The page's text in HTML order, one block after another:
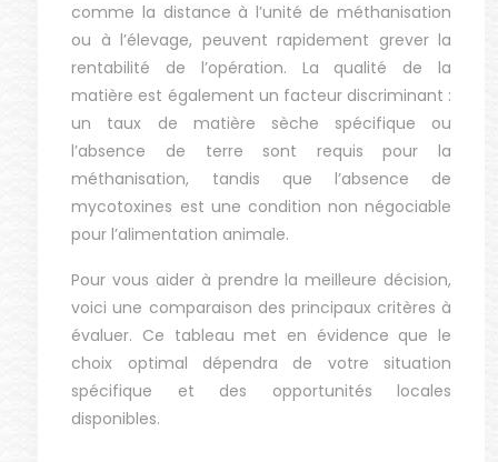
comme la distance à l’unité de méthanisation
ou à l’élevage, peuvent rapidement grever la
rentabilité de l’opération. La qualité de la
matière est également un facteur discriminant :
un taux de matière sèche spécifique ou
l’absence de terre sont requis pour la
méthanisation, tandis que l’absence de
mycotoxines est une condition non négociable
pour l’alimentation animale.
Pour vous aider à prendre la meilleure décision,
voici une comparaison des principaux critères à
évaluer. Ce tableau met en évidence que le
choix optimal dépendra de votre situation
spécifique et des opportunités locales
disponibles.